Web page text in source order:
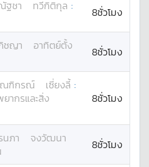
ฐชา ทวีกิติกุล :
8ชั่วโมง
ชญา
อาทิตย์ตั้ง
8ชั่วโมง
ฑิกรณ์ เซี่ยงลี้ :
ากรและสิ่ง
8ชั่วโมง
ภา
จงวัฒนา
8ชั่วโมง